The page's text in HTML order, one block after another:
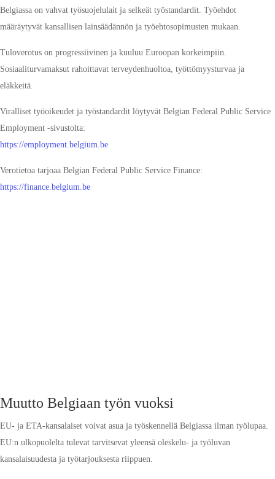
Belgiassa on vahvat työsuojelulait ja selkeät työstandardit. Työehdot
määräytyvät kansallisen lainsäädännön ja työehtosopimusten mukaan.
Tuloverotus on progressiivinen ja kuuluu Euroopan korkeimpiin.
Sosiaaliturvamaksut rahoittavat terveydenhuoltoa, työttömyysturvaa ja
eläkkeitä.
Viralliset työoikeudet ja työstandardit löytyvät Belgian Federal Public Service
Employment -sivustolta:
https://employment.belgium.be
Verotietoa tarjoaa Belgian Federal Public Service Finance:
https://finance.belgium.be
Muutto Belgiaan työn vuoksi
EU- ja ETA-kansalaiset voivat asua ja työskennellä Belgiassa ilman työlupaa.
EU:n ulkopuolelta tulevat tarvitsevat yleensä oleskelu- ja työluvan
kansalaisuudesta ja työtarjouksesta riippuen.